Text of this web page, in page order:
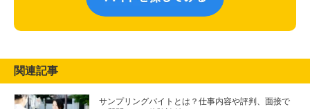
関連記事
サンプリングバイトとは？仕事内容や評判、面接で